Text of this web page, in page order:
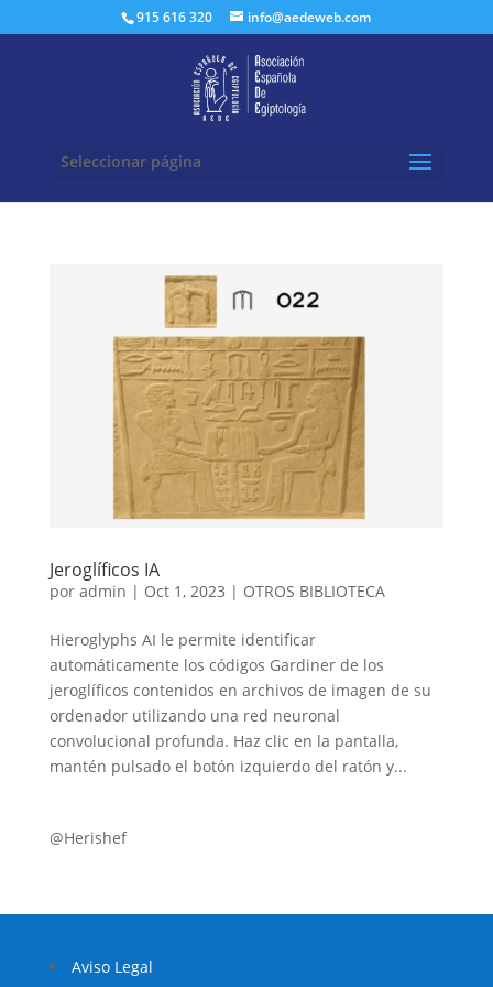
915 616 320 info@aedeweb.com
Seleccionar página
Jeroglíficos IA
por admin | Oct 1, 2023 | OTROS BIBLIOTECA
Hieroglyphs AI le permite identificar
automáticamente los códigos Gardiner de los
jeroglíficos contenidos en archivos de imagen de su
ordenador utilizando una red neuronal
convolucional profunda. Haz clic en la pantalla,
mantén pulsado el botón izquierdo del ratón y...
@Herishef
Aviso Legal